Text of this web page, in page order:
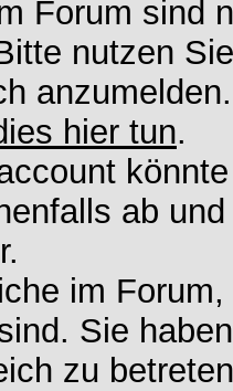
Forum sind
nutzen
hier tun.
ab
im
Sie
zu